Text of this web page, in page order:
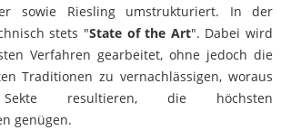
sowie Riesling umstrukturiert. In der
stets "State of the Art". Dabei wird
Verfahren gearbeitet, ohne jedoch die
Traditionen zu vernachlässigen, woraus
resultieren, die höchsten
genügen.